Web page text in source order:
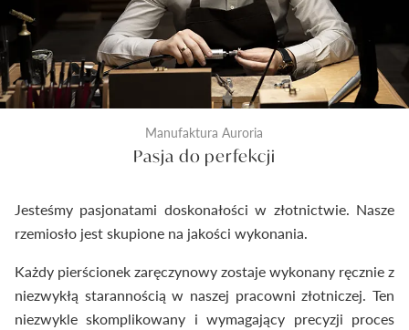
Manufaktura Auroria
Pasja do perfekcji
Jesteśmy pasjonatami doskonałości w złotnictwie. Nasze
rzemiosło jest skupione na jakości wykonania.
Każdy pierścionek zaręczynowy zostaje wykonany ręcznie z
niezwykłą starannością w naszej pracowni złotniczej. Ten
niezwykle skomplikowany i wymagający precyzji proces